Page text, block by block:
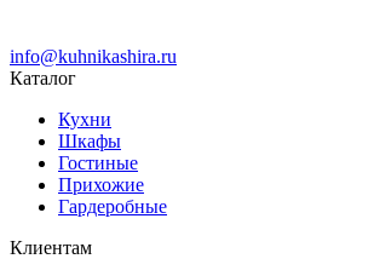
info@kuhnikashira.ru
Каталог
Кухни
Шкафы
Гостиные
Прихожие
Гардеробные
Клиентам